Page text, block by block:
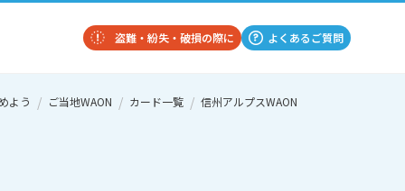
盗難・紛失・破損の際に よくあるご質問
よう ご当地WAON カード一覧 信州アルプスWAON